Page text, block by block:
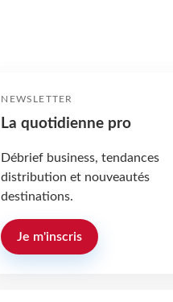
NEWSLETTER
La quotidienne pro
Débrief business, tendances
distribution et nouveautés
destinations.
Je m'inscris